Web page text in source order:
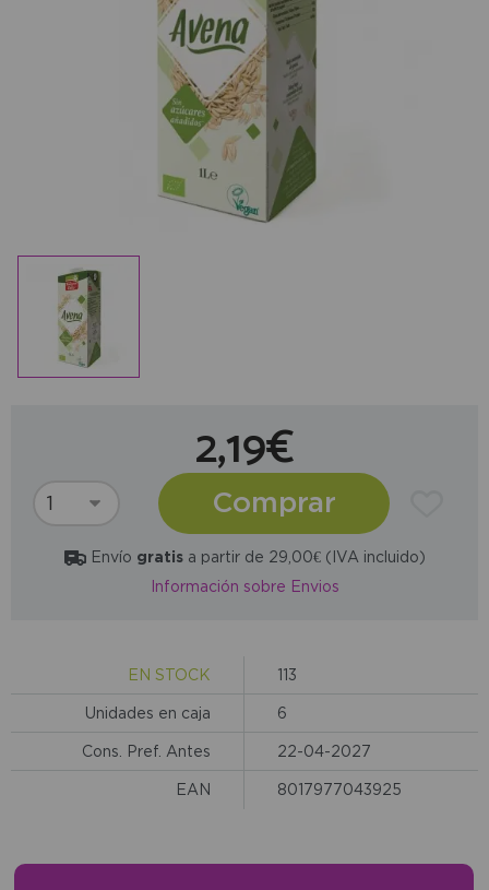
2,19€
Comprar
Envío gratisa partir de 29,00€ (IVA incluido)
Información sobre Envios
EN STOCK 113
Unidades en caja 6
Cons. Pref. Antes 22-04-2027
EAN 8017977043925